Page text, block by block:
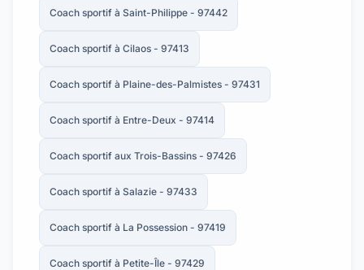
Coach sportif à Saint-Philippe - 97442
Coach sportif à Cilaos - 97413
Coach sportif à Plaine-des-Palmistes - 97431
Coach sportif à Entre-Deux - 97414
Coach sportif aux Trois-Bassins - 97426
Coach sportif à Salazie - 97433
Coach sportif à La Possession - 97419
Coach sportif à Petite-Île - 97429